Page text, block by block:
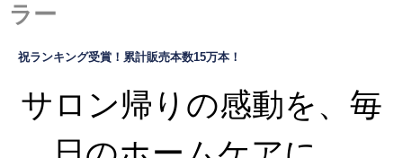
ラー
祝ランキング受賞！累計販売本数15万本！
サロン帰りの感動を、毎